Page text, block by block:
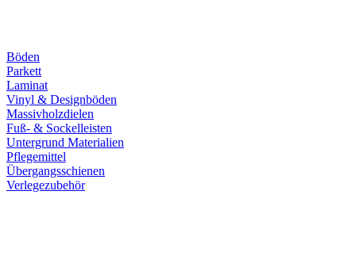
Böden
Parkett
Laminat
Vinyl & Designböden
Massivholzdielen
Fuß- & Sockelleisten
Untergrund Materialien
Pflegemittel
Übergangsschienen
Verlegezubehör